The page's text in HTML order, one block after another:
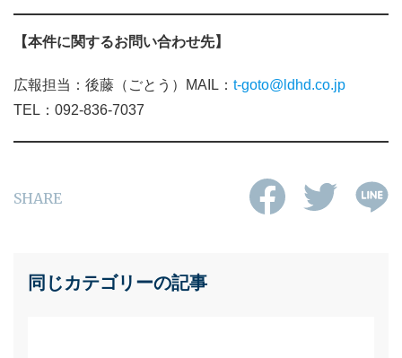
【本件に関するお問い合わせ先】
広報担当：後藤（ごとう）MAIL： t-goto@ldhd.co.jp
TEL：092-836-7037
SHARE
同じカテゴリーの記事